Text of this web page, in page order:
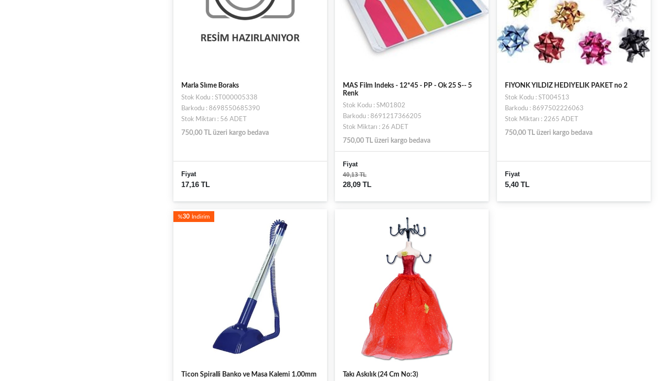
Marla Slıme Boraks
Stok Kodu : ST000005338
Barkodu : 8698550685390
Stok Miktarı : 56 ADET
750,00 TL üzeri kargo bedava
Fiyat
17,16 TL
MAS Film Indeks - 12*45 - PP - Ok 25 S-- 5
Renk
Stok Kodu : SM01802
Barkodu : 8691217366205
Stok Miktarı : 26 ADET
750,00 TL üzeri kargo bedava
Fiyat
40,13 TL
28,09 TL
FIYONK YILDIZ HEDIYELIK PAKET no 2
Stok Kodu : ST004513
Barkodu : 8697502226063
Stok Miktarı : 2265 ADET
750,00 TL üzeri kargo bedava
Fiyat
5,40 TL
%30 İndirim
Ticon Spiralli Banko ve Masa Kalemi 1.00mm Takı Askılık (24 Cm No:3)